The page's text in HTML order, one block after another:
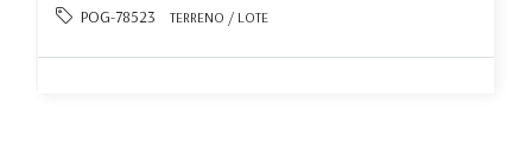
POG-78523 TERRENO / LOTE